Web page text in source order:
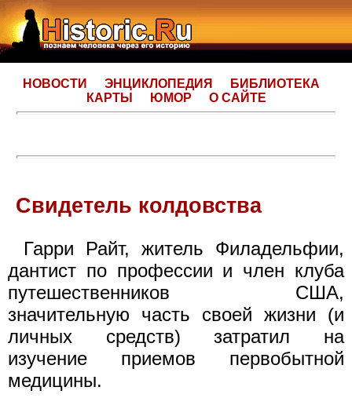
НОВОСТИ ЭНЦИКЛОПЕДИЯ
БИБЛИОТЕКА
КАРТЫ
ЮМОР О САЙТЕ
Свидетель колдовства
Гарри Райт, житель Филадельфии,
дантист по профессии и член клуба
путешественников США,
значительную часть своей жизни (и
личных средств) затратил на
изучение приемов первобытной
медицины.